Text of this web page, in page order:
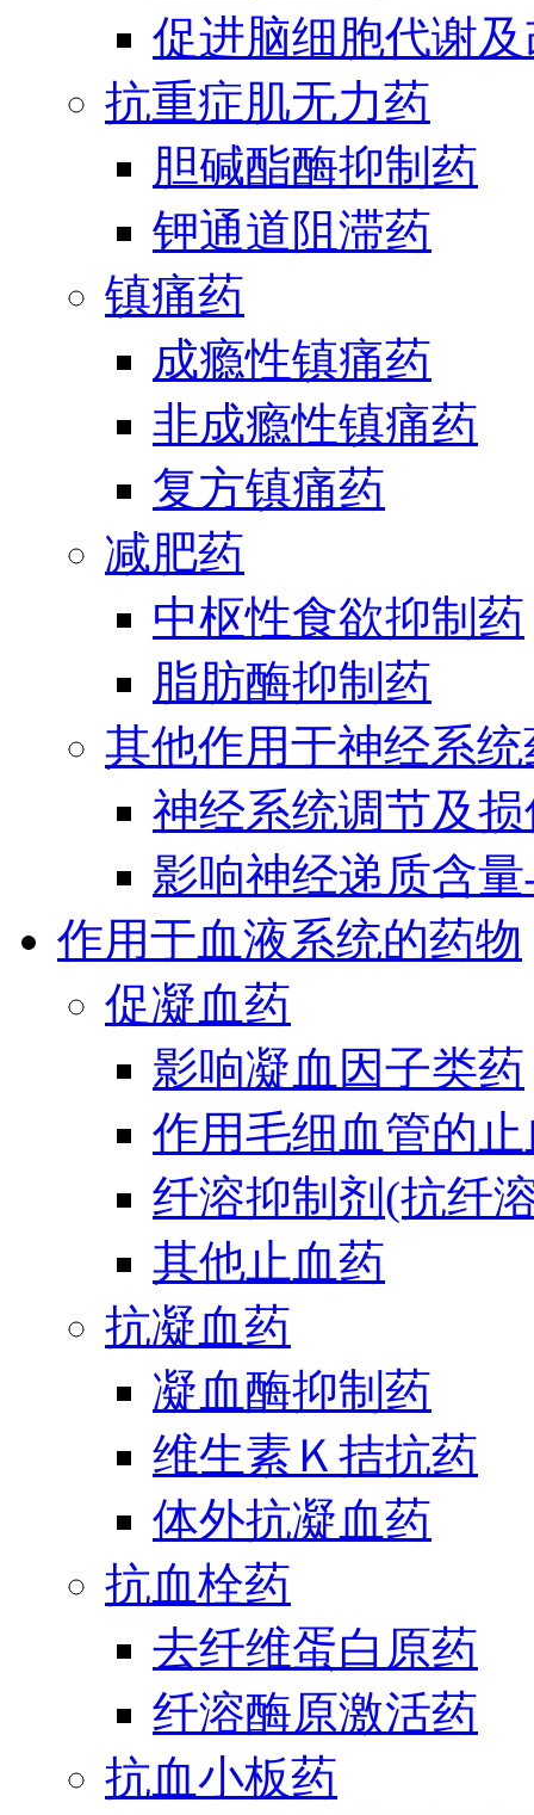
促进脑细胞代谢
抗重症肌无力药
胆碱酯酶抑制药
钾通道阻滞药
镇痛药
成瘾性镇痛药
非成瘾性镇痛药
复方镇痛药
减肥药
中枢性食欲抑制药
脂肪酶抑制药
其他作用于神经系统
神经系统调节及
影响神经递质含
作用于血液系统的药物
促凝血药
影响凝血因子类药
作用毛细血管的
纤溶抑制剂(抗纤
其他止血药
抗凝血药
凝血酶抑制药
维生素Ｋ拮抗药
体外抗凝血药
抗血栓药
去纤维蛋白原药
纤溶酶原激活药
抗血小板药